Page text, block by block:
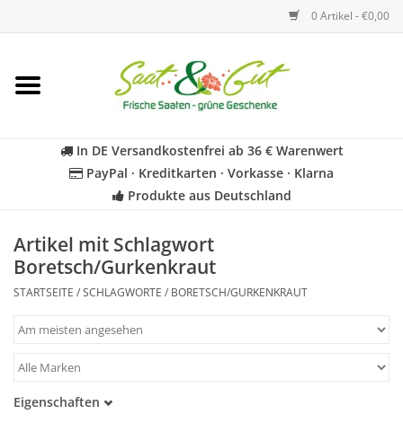
0 Artikel - €0,00
Startseite
Kräuter
BIO
Für Kinder
In DE Versandkostenfrei ab 36 € Warenwert
PayPal · Kreditkarten · Vorkasse · Klarna
Produkte aus Deutschland
Artikel mit Schlagwort
Boretsch/Gurkenkraut
STARTSEITE /SCHLAGWORTE / BORETSCH/GURKENKRAUT
Eigenschaften